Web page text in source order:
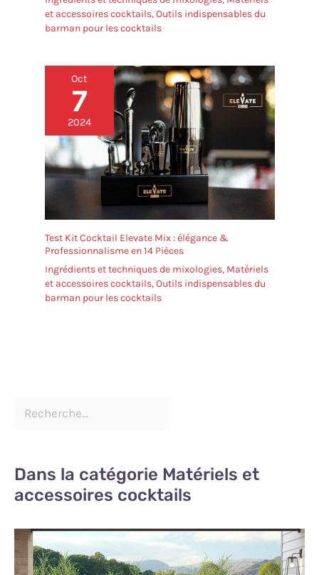
et accessoires cocktails,Outils indispensables du
barman pour les cocktails
Oct
7
2024
Test Kit Cocktail Elevate Mix : élégance &
Professionnalisme en 14 Pièces
Ingrédients et techniques de mixologies, Matériels
et accessoires cocktails,Outils indispensables du
barman pour les cocktails
Dans la catégorie Matériels et
accessoires cocktails